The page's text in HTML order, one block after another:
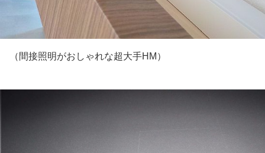
（間接照明がおしゃれな超大手HM）